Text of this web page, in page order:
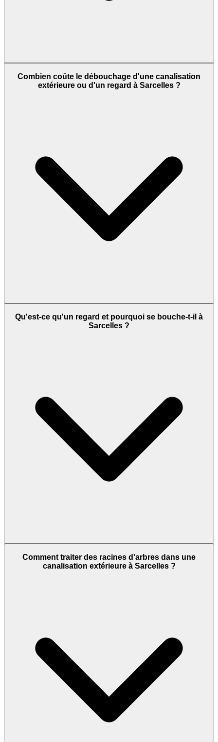
Combien coûte le débouchage d'une canalisation
extérieure ou d'un regard à Sarcelles ?
Qu'est-ce qu'un regard et pourquoi se bouche-t-il à
Sarcelles ?
Comment traiter des racines d'arbres dans une
canalisation extérieure à Sarcelles ?